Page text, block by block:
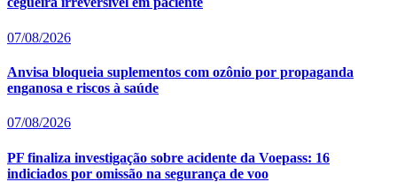
07/08/2026
Anvisa bloqueia suplementos com ozônio por propaganda
enganosa e riscos à saúde
07/08/2026
PF finaliza investigação sobre acidente da Voepass: 16
indiciados por omissão na segurança de voo